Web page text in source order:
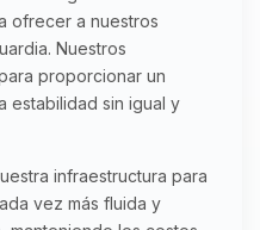
ofrecer a nuestros
Nuestros
proporcionar un
estabilidad sin igual y
infraestructura para
vez más fluida y